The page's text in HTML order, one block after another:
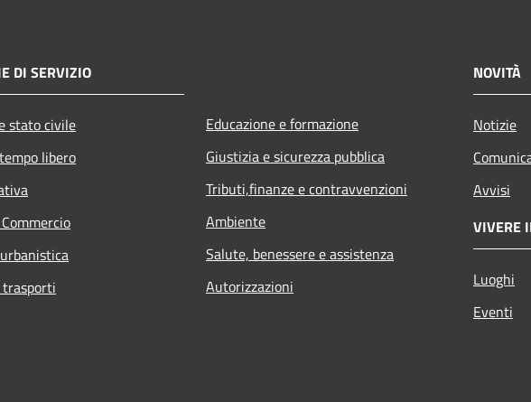
DI SERVIZIO
stato civile
libero
Educazione e formazione
Giustizia e sicurezza pubblica
Tributi,finanze e contravvenzioni
Ambiente
Salute, benessere e assistenza
Autorizzazioni
NOVITÀ
Notizie
Avvisi
VIVERE
Luoghi
Eventi